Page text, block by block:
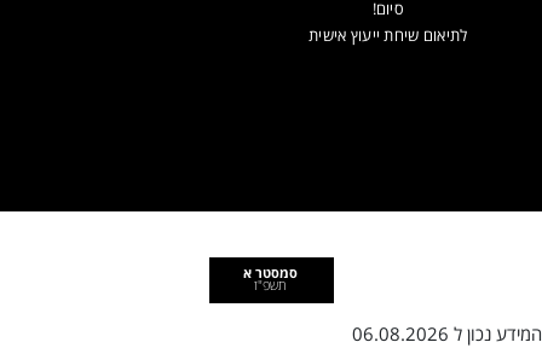
סיום!
לתיאום שיחת ייעוץ אישית
סמסטר א
תשפ"ז
המידע נכון ל 06.08.2026